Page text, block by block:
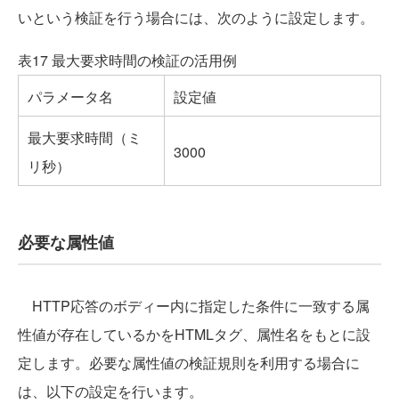
いという検証を行う場合には、次のように設定します。
表17 最大要求時間の検証の活用例
パラメータ名
設定値
最大要求時間（ミ
リ秒）
3000
必要な属性値
HTTP応答のボディー内に指定した条件に一致する属
性値が存在しているかをHTMLタグ、属性名をもとに設
定します。必要な属性値の検証規則を利用する場合に
は、以下の設定を行います。